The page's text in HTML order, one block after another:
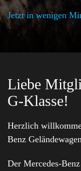
Jetzt in wenigen
Liebe
G-Klasse!
Herzlich
Benz
Der Mercedes-